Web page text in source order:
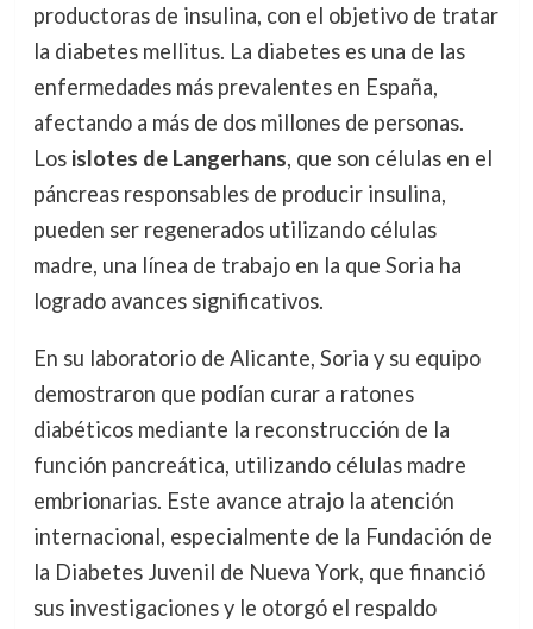
productoras de insulina, con el objetivo de tratar
la diabetes mellitus. La diabetes es una de las
enfermedades más prevalentes en España,
afectando a más de dos millones de personas.
Los islotes de Langerhans, que son células en el
páncreas responsables de producir insulina,
pueden ser regenerados utilizando células
madre, una línea de trabajo en la que Soria ha
logrado avances significativos.
En su laboratorio de Alicante, Soria y su equipo
demostraron que podían curar a ratones
diabéticos mediante la reconstrucción de la
función pancreática, utilizando células madre
embrionarias. Este avance atrajo la atención
internacional, especialmente de la Fundación de
la Diabetes Juvenil de Nueva York, que financió
sus investigaciones y le otorgó el respaldo